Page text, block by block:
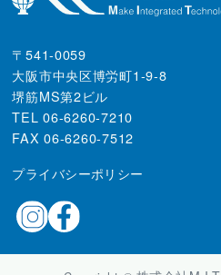
〒541-0059
大阪市中央区博労町1-9-8
堺筋MS第2ビル
TEL 06-6260-7210
FAX 06-6260-7512
プライバシーポリシー